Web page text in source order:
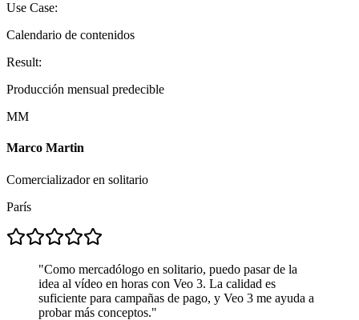
Use Case:
Calendario de contenidos
Result:
Producción mensual predecible
MM
Marco Martin
Comercializador en solitario
París
"Como mercadólogo en solitario, puedo pasar de la
idea al vídeo en horas con Veo 3. La calidad es
suficiente para campañas de pago, y Veo 3 me ayuda a
probar más conceptos."